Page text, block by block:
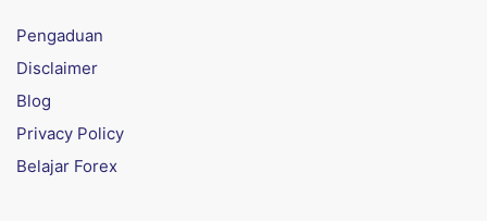
Pengaduan
Disclaimer
Blog
Privacy Policy
Belajar Forex